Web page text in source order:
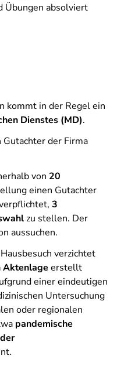
Übungen absolviert
kommt in der Regel ein
Dienstes (MD).
der Firma
von 20
einen Gutachter
3
zu stellen. Der
aussuchen.
verzichtet
Aktenlage erstellt
einer eindeutigen
Untersuchung
oder regionalen
pandemische